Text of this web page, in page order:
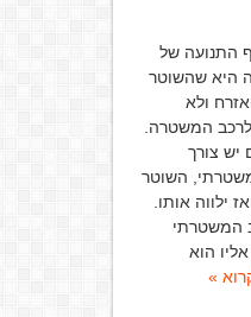
התנועה של
היא שהשוטר
ולא
המשטרה.
יש צורך
השוטר
ילווה אותו.
המשטרתי
הוא
»